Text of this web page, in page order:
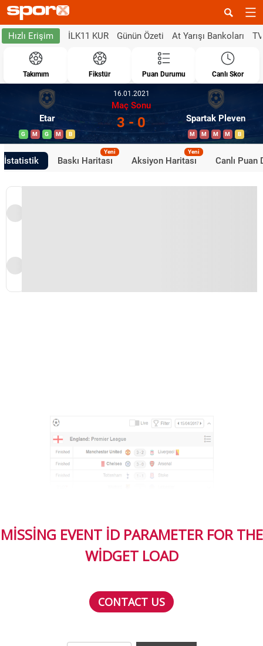
Hızlı Erişim İLK11 KUR Günün Özeti At Yarışı Bankoları
Takımım Fikstür Puan Durumu Canlı Skor
Etar
G M G M B
16.01.2021
Maç Sonu
3 - 0 Spartak Pleven
M M M M B
İstatistik Baskı Haritası
Yeni
Aksiyon Haritası
Yeni
Canlı Puan
MISSING EVENT ID PARAMETER FOR THE
WIDGET LOAD
CONTACT US